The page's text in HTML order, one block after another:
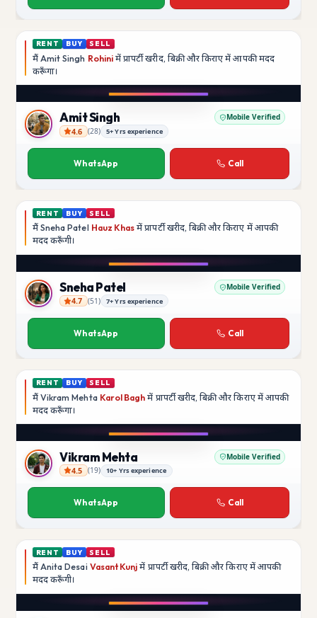
RENT BUY SELL
मैं Amit Singh Rohiniमें प्रापर्टी खरीद, बिक्री और किराए में आपकी मदद
करूँगा।
Amit Singh
Amit Singh Mobile Verified
4.6 (28) 5+ Yrs experience
WhatsApp Call
RENT BUY SELL
मैं Sneha Patel Hauz Khas में प्रापर्टी खरीद, बिक्री और किराए में आपकी
मददकरूँगी।
Sneha Patel
Sneha Patel Mobile Verified
4.7 (51) 7+ Yrs experience
WhatsApp Call
RENT BUY SELL
मैं Vikram Mehta Karol Bagh में प्रापर्टी खरीद, बिक्री और किराए में आपकी
मददकरूँगा।
Vikram Mehta
Vikram Mehta Mobile Verified
4.5 (19) 10+ Yrs experience
WhatsApp Call
RENT BUY SELL
मैं Anita Desai Vasant Kunj में प्रापर्टी खरीद, बिक्री और किराए में आपकी
मददकरूँगी।